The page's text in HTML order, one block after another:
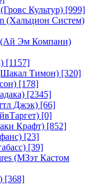
Культур) [999]
(Хальцион Систем)
(Ай Эм Компани)
[1157]
Тимон) [320]
[178]
[2345]
Джэк) [66]
[0]
Крафт) [852]
[23]
[39]
(МЗэт Кастом
[368]